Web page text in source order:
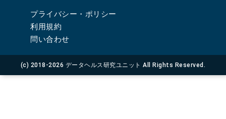
プライバシー・ポリシー
利用規約
問い合わせ
(c) 2018-2026 データヘルス研究ユニット All Rights Reserved.